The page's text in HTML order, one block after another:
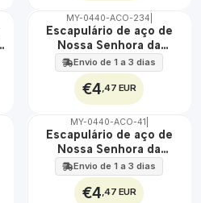
🇵🇹
100%
ÁGUA
MY-0440-ACO-234
Escapulário de aço de
Nossa Senhora da
Conceição
Envio de 1 a 3 dias
€4,47 EUR
🇵🇹
100%
ÁGUA
MY-0440-ACO-41
Escapulário de aço de
Nossa Senhora da
Conceição
Envio de 1 a 3 dias
€4,47 EUR